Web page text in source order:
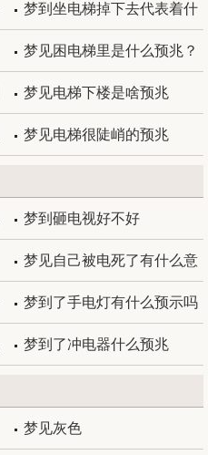
梦到坐电梯掉下去代表着什
么 梦见困电梯里是什么预兆？
梦见电梯下楼是啥预兆
梦见电梯很陡峭的预兆
梦到砸电视好不好
梦见自己被电死了有什么意
思 梦到了手电灯有什么预示吗
梦到了冲电器什么预兆
梦见灰色